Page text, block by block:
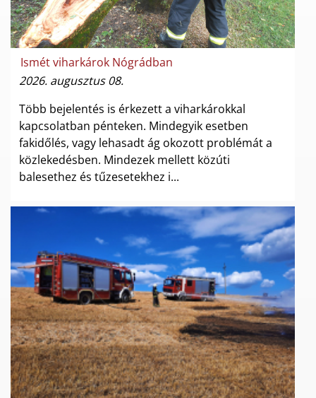
Ismét viharkárok Nógrádban
2026. augusztus 08.
Több bejelentés is érkezett a viharkárokkal
kapcsolatban pénteken. Mindegyik esetben
fakidőlés, vagy lehasadt ág okozott problémát a
közlekedésben. Mindezek mellett közúti
balesethez és tűzesetekhez i...